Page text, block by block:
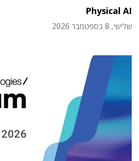
Physical AI
שלישי, 8 בספטמבר 2026